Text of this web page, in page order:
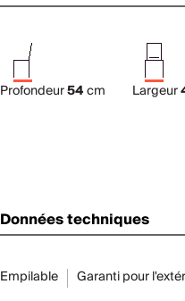
Profondeur54cm Largeur
Données techniques
Empilable Garanti pour